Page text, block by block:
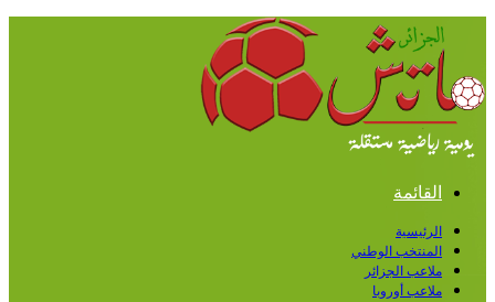
القائمة
الرئيسية
المنتخب الوطني
ملاعب الجزائر
ملاعب أوروبا